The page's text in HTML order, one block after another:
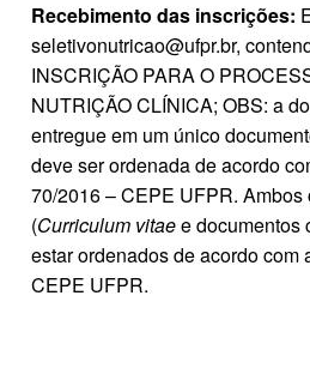
Recebimento das inscrições:
seletivonutricao@ufpr.br,
INSCRIÇÃO PARA O
NUTRIÇÃO CLÍNICA; OBS: a
entregue em um único
deve ser ordenada de acordo
70/2016 – CEPE UFPR. Ambos
(Curriculum vitaee documentos
estar ordenados de acordo com
CEPE UFPR.